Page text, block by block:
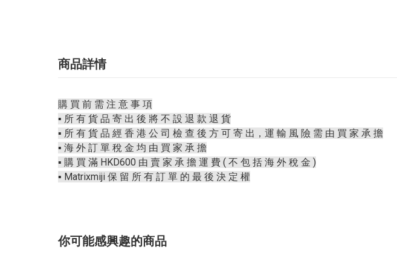
商品詳情
購 買 前 需 注 意 事 項
▪️ 所 有 貨 品 寄 出 後 將 不 設 退 款 退 貨
▪️ 所 有 貨 品 經 香 港 公 司 檢 查 後 方 可 寄 出，運 輸 風 險 需 由 買 家 承 擔
▪️ 海 外 訂 單 稅 金 均 由 買 家 承 擔
▪️ 購 買 滿 HKD600 由 賣 家 承 擔 運 費 ( 不 包 括 海 外 稅 金 )
▪️ Matrixmiji 保 留 所 有 訂 單 的 最 後 決 定 權
你可能感興趣的商品